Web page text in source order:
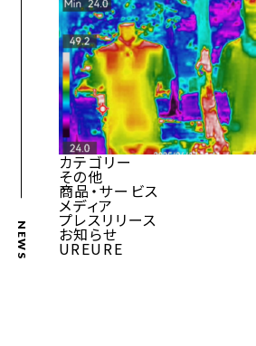
NEWS
カテゴリー
その他
商品・サービス
メディア
プレスリリース
お知らせ
UREURE